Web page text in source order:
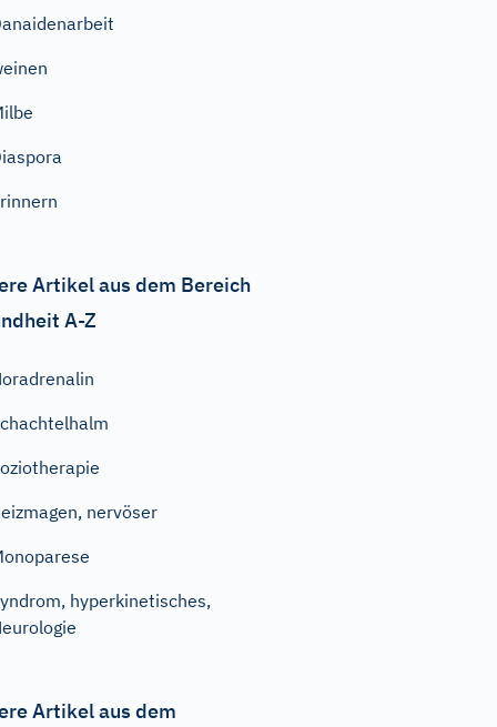
Artikel aus dem Bereich
A-Z
nervöser
hyperkinetisches,
Artikel aus dem